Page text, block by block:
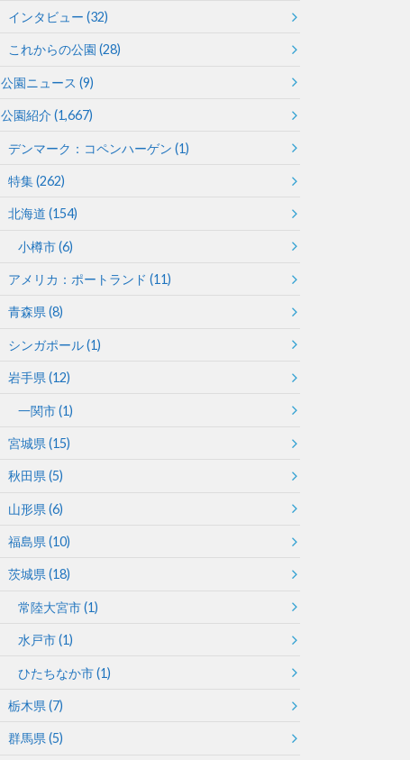
インタビュー (32)
これからの公園 (28)
公園ニュース(9)
公園紹介(1,667)
デンマーク：コペンハーゲン (1)
特集(262)
北海道 (154)
小樽市(6)
アメリカ：ポートランド (11)
青森県(8)
シンガポール(1)
岩手県 (12)
一関市(1)
宮城県 (15)
秋田県 (5)
山形県 (6)
福島県 (10)
茨城県(18)
常陸大宮市(1)
水戸市(1)
ひたちなか市(1)
栃木県 (7)
群馬県 (5)